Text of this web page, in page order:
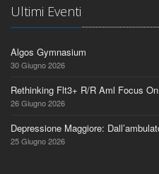
Ultimi Eventi
Algos Gymnasium
30 Giugno 2026
Rethinking Flt3+ R/R Aml Focus
26 Giugno 2026
Depressione Maggiore:
25 Giugno 2026